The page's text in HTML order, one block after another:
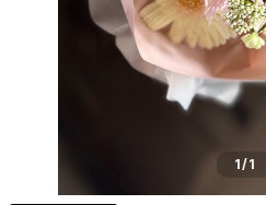
1/1